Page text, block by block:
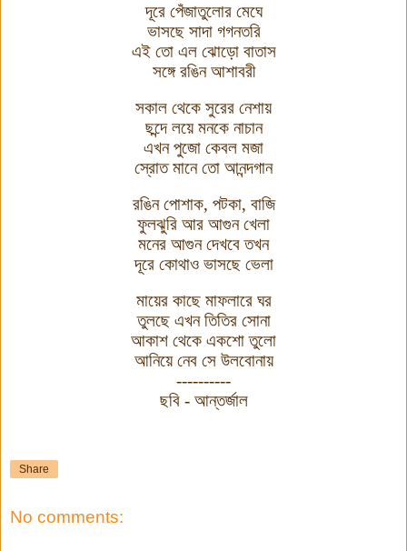
দূরে পেঁজাতুলোর মেঘে
ভাসছে সাদা গগনতরি
এই তো এল ঝোড়ো বাতাস
সঙ্গে রঙিন আশাবরী
সকাল থেকে সুরের নেশায়
ছন্দে লয়ে মনকে নাচান
এখন পুজো কেবল মজা
স্রোত মানে তো আনন্দগান
রঙিন পোশাক, পটকা, বাজি
ফুলঝুরি আর আগুন খেলা
মনের আগুন দেখবে তখন
দূরে কোথাও ভাসছে ভেলা
মায়ের কাছে মাফলারে ঘর
তুলছে এখন তিতির সোনা
আকাশ থেকে একশো তুলো
আনিয়ে নেব সে উলবোনায়
----------
ছবি - আন্তর্জাল
Share
No comments: